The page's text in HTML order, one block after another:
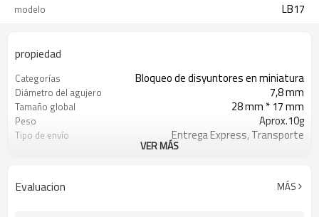
modelo LB17
propiedad
Categorías Bloqueo de disyuntores en miniatura
Diámetro del agujero 7,8 mm
Tamaño global 28 mm * 17 mm
Peso Aprox.10g
Tipo de envío
Entrega Express, Transporte
VER MÁS
Evaluacion MÁS